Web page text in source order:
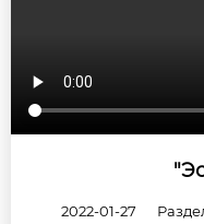
2022-01-27